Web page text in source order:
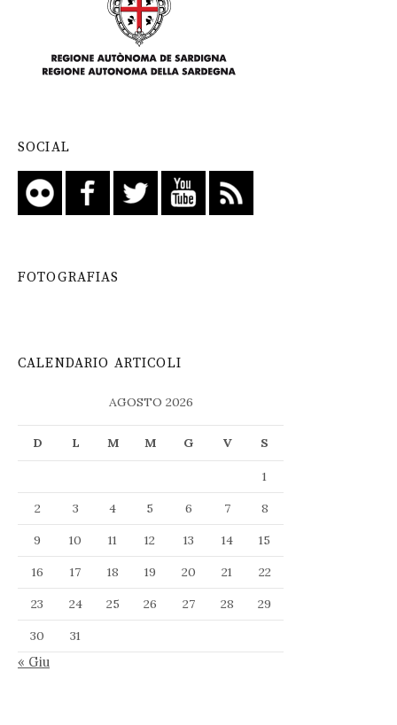
SOCIAL
FOTOGRAFIAS
CALENDARIO ARTICOLI
AGOSTO 2026
D L M M G V S
1
2
3 4 5 6 7
8
9
10 11 12 13 14
15
16
17 18 19 20 21
22
23
24 25 26 27 28
29
30
31
« Giu